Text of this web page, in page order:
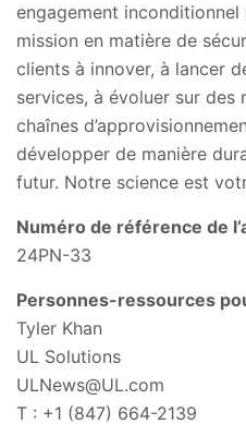
engagement
mission en matière de
clients à innover, à lancer
services, à évoluer sur des
chaînes
développer de manière
futur. Notre science est
Numéro de référence de
24PN-33
Personnes-ressources
Tyler Khan
UL Solutions
ULNews@UL.com
T : +1 (847) 664-2139